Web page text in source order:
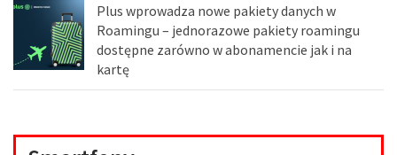
Plus wprowadza nowe pakiety danych w
Roamingu – jednorazowe pakiety roamingu
dostępne zarówno w abonamencie jak i na
kartę